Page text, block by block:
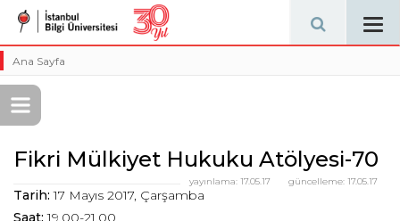
Ana Sayfa
Fikri Mülkiyet Hukuku Atölyesi-70
güncelleme: 17.05.17
yayınlama: 17.05.17
Tarih: 17 Mayıs 2017, Çarşamba
Saat: 19.00-21.00